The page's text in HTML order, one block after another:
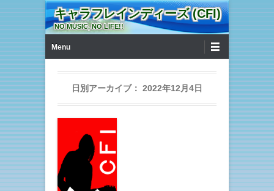
キャラフレインディーズ (CFI)
NO MUSIC, NO LIFE!!
Menu
日別アーカイブ： 2022年12月4日